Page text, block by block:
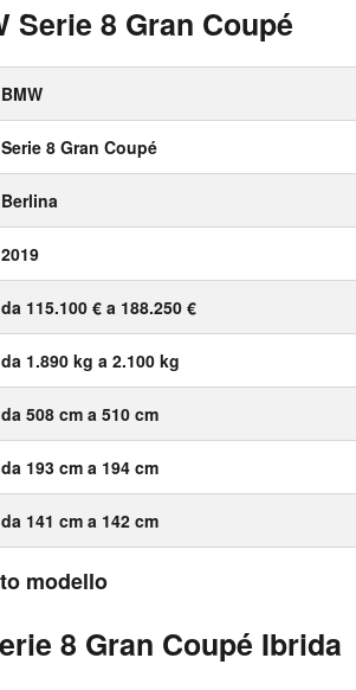
Serie 8 Gran Coupé
BMW
Serie 8 Gran Coupé
Berlina
2019
da 115.100 € a 188.250 €
da 1.890 kg a 2.100 kg
da 508 cm a 510 cm
da 193 cm a 194 cm
da 141 cm a 142 cm
modello
8 Gran Coupé Ibrida